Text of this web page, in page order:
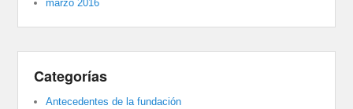
marzo 2016
Categorías
Antecedentes de la fundación